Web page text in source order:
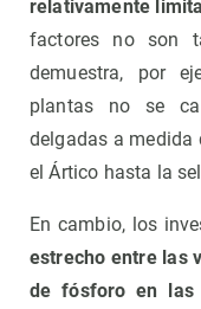
relativamente
factores no son
demuestra, por
plantas no se
delgadas a medida
el Ártico hasta la
En cambio, los
estrecho entre las
de fósforo en las